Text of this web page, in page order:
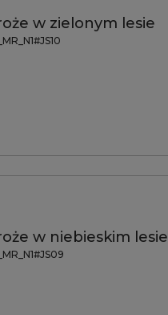
w zielonym lesie
w niebieskim lesie